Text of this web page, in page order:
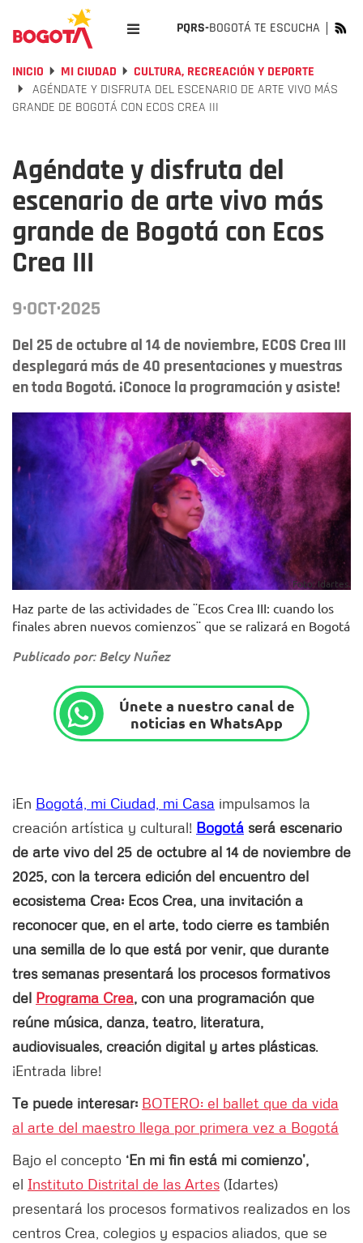
PQRS-BOGOTÁ TE ESCUCHA
INICIO MI CIUDAD
CULTURA, RECREACIÓN Y DEPORTE
AGÉNDATE Y DISFRUTA DEL ESCENARIO DE ARTE VIVO MÁS
GRANDE DE BOGOTÁ CON ECOS CREA III
Agéndate y disfruta del
escenario de arte vivo más
grande de Bogotá con Ecos
Crea III
9·OCT·2025
Del 25 de octubre al 14 de noviembre, ECOS Crea III
desplegará más de 40 presentaciones y muestras
en toda Bogotá. ¡Conoce la programación y asiste!
Foto: Idartes.
Haz parte de las actividades de ¨Ecos Crea III: cuando los
finales abren nuevos comienzos¨ que se ralizará en Bogotá
Publicado por: Belcy Nuñez
Únete a nuestro canal de
noticias en WhatsApp
¡En Bogotá, mi Ciudad, mi Casa impulsamos la
creación artística y cultural! Bogotá será escenario
de arte vivo del 25 de octubre al 14 de noviembre de
2025, con la tercera edición del encuentro del
ecosistema Crea: Ecos Crea, una invitación a
reconocer que, en el arte, todo cierre es también
una semilla de lo que está por venir, que durante
tres semanas presentará los procesos formativos
del Programa Crea, con una programación que
reúne música, danza, teatro, literatura,
audiovisuales, creación digital y artes plásticas.
¡Entrada libre!
Te puede interesar: BOTERO: el ballet que da vida
al arte del maestro llega por primera vez a Bogotá
Bajo el concepto ‘En mi fin está mi comienzo’,
el Instituto Distrital de las Artes (Idartes)
presentará los procesos formativos realizados en los
centros Crea, colegios y espacios aliados, que se